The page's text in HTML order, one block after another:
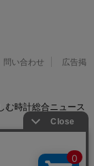
問い合わせ
広告掲
時計総合ニュース